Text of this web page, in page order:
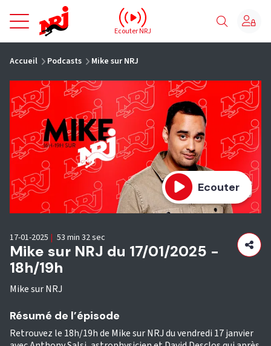
NRJ - Accueil
Ecouter NRJ
Accueil Podcasts Mike sur NRJ
Ecouter
Mike sur NRJ du 17/01/2025 -
18h/19h
Mike sur NRJ
17-01-2025 | 53 min 32 sec
Résumé de l’épisode
Retrouvez le 18h/19h de Mike sur NRJ du vendredi 17 janvier